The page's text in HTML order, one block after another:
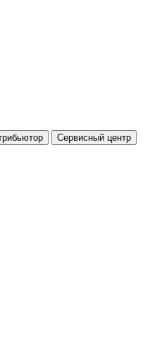
Сервисный центр